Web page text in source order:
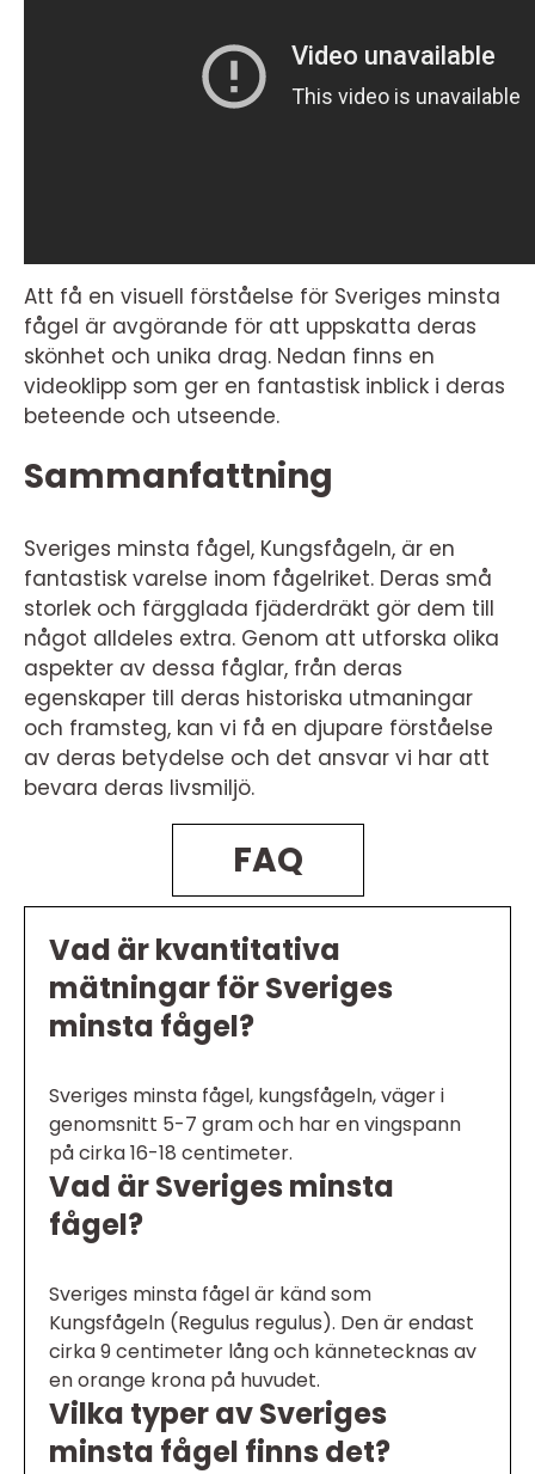
Att få en visuell förståelse för Sveriges minsta
fågel är avgörande för att uppskatta deras
skönhet och unika drag. Nedan finns en
videoklipp som ger en fantastisk inblick i deras
beteende och utseende.
Sammanfattning
Sveriges minsta fågel, Kungsfågeln, är en
fantastisk varelse inom fågelriket. Deras små
storlek och färgglada fjäderdräkt gör dem till
något alldeles extra. Genom att utforska olika
aspekter av dessa fåglar, från deras
egenskaper till deras historiska utmaningar
och framsteg, kan vi få en djupare förståelse
av deras betydelse och det ansvar vi har att
bevara deras livsmiljö.
FAQ
Vad är kvantitativa
mätningar för Sveriges
minsta fågel?
Sveriges minsta fågel, kungsfågeln, väger i
genomsnitt 5-7 gram och har en vingspann
på cirka 16-18 centimeter.
Vad är Sveriges minsta
fågel?
Sveriges minsta fågel är känd som
Kungsfågeln (Regulus regulus). Den är endast
cirka 9 centimeter lång och kännetecknas av
en orange krona på huvudet.
Vilka typer av Sveriges
minsta fågel finns det?